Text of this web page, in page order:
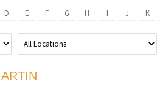
D E F G H I J K